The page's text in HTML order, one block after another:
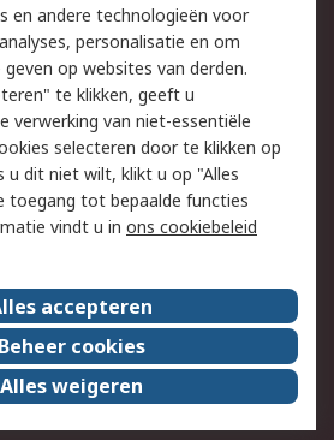
Email veiligheid
Websitevoorwaarden
Over ons
Werken bij RS
en andere technologieën voor
personalisatie en om
op websites van derden.
te klikken, geeft u
verwerking van niet-essentiële
selecteren door te klikken op
u dit niet wilt, klikt u op "Alles
toegang tot bepaalde functies
vindt u in ons cookiebeleid
accepteren
Beheer cookies
Alles weigeren